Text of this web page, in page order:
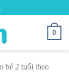
0
bé 2 tuổi theo